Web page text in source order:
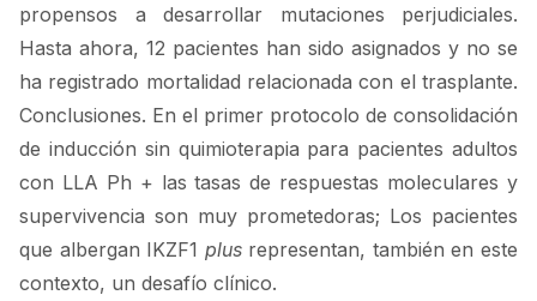
propensos a desarrollar mutaciones perjudiciales.
Hasta ahora, 12 pacientes han sido asignados y no se
ha registrado mortalidad relacionada con el trasplante.
Conclusiones. En el primer protocolo de consolidación
de inducción sin quimioterapia para pacientes adultos
con LLA Ph + las tasas de respuestas moleculares y
supervivencia son muy prometedoras; Los pacientes
que albergan IKZF1 plusrepresentan, también en este
contexto, un desafío clínico.